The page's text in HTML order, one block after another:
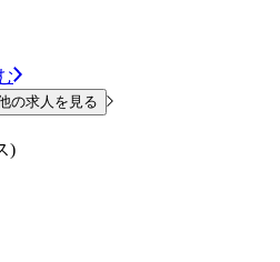
の求人を見る
)